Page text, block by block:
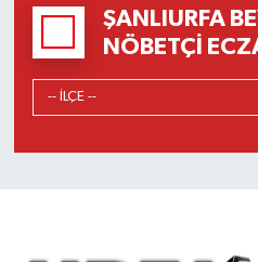
ŞANLIURFA
NÖBETÇI